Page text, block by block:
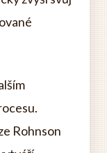
Rohnson